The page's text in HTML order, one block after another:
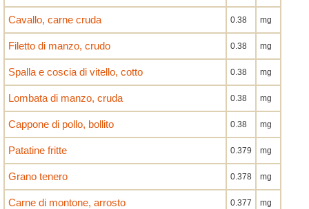
Cavallo, carne cruda 0.38 mg
Filetto di manzo, crudo 0.38 mg
Spalla e coscia di vitello, cotto 0.38 mg
Lombata di manzo, cruda 0.38 mg
Cappone di pollo, bollito 0.38 mg
Patatine fritte 0.379 mg
Grano tenero 0.378 mg
Carne di montone, arrosto 0.377 mg